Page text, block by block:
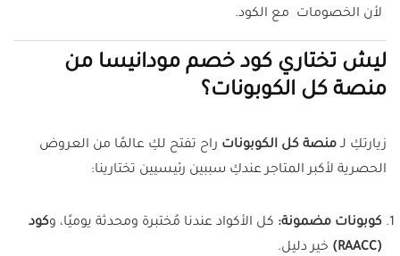
لأن الخصومات مع الكود.
ليش تختاري كود خصم مودانيسا من
منصة كل الكوبونات؟
زيارتكِ لـمنصة كل الكوبونات راح تفتح لكِ عالمًا من العروض
الحصرية لأكبر المتاجر عندكِ سببين رئيسيين تختارينا:
كوبونات مضمونة: كل الأكواد عندنا مُختبرة ومحدثة يوميًا، وكود
(RAACC)
خير دليل.